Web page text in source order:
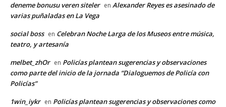
deneme bonusu veren siteler en Alexander Reyes es asesinado de
varias puñaladas en La Vega
social boss en Celebran Noche Larga de los Museos entre música,
teatro, y artesanía
melbet_zhOr en Policías plantean sugerencias y observaciones
como parte del inicio de la jornada “Dialoguemos de Policía con
Policías”
1win_iykr en Policías plantean sugerencias y observaciones como